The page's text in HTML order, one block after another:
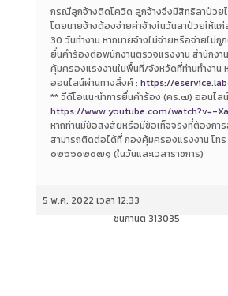
กรณีลูกจ้างติดโควิด ลูกจ้างจึงมีสิทธิลาป่วย
โดยนายจ้างต้องจ่ายค่าจ้างในวันลาป่วยให้แ
30 วันทำงาน หากนายจ้างไม่จ่ายหรือจ่ายไม่ถู
ยื่นคำร้องต่อพนักงานตรวจแรงงาน สำนักงา
คุ้มครองแรงงานในพื้นที่/จังหวัดที่ท่านทำงาน
ออนไลน์ผ่านทางลิ้งค์ : https://
** วีดีโอแนะนำการยื่นคำร้อง (คร.๗) ออนไลน์
https://www.youtube.com/watch?v=-
หากท่านมีข้อสงสัยหรือมีข้อเท็จจริงที่ต้องกา
สามารถติดต่อได้ที่ กองคุ้มครองแรงงาน โ
๐๒๖๖๐๒๐๗๑ (ในวันและเวลาราชการ)
5 พ.ค. 2022 เวลา 12:33
ชนกานต์ 313035